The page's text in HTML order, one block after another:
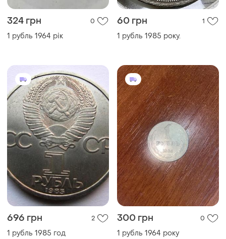
324 грн 0
1 рубль 1964 рік
60 грн 1
1 рубль 1985 року.
696 грн 2
1 рубль 1985 год
300 грн 0
1 рубль 1964 року